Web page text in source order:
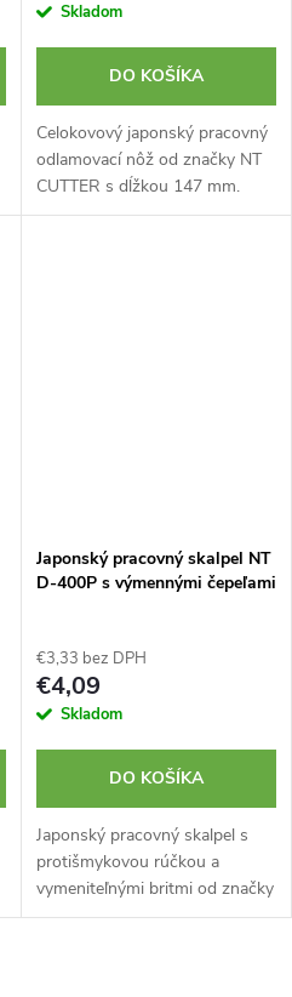
Skladom
DO KOŠÍKA
Celokovový japonský pracovný
odlamovací nôž od značky NT
CUTTER s dĺžkou 147 mm.
Hrúbka čepele iba 0,38 mm.
Japonský pracovný skalpel NT
D-400P s výmennými čepeľami
€3,33 bez DPH
€4,09
Skladom
DO KOŠÍKA
Japonský pracovný skalpel s
protišmykovou rúčkou a
vymeniteľnými britmi od značky
NC CUTTER. Obsahuje 5